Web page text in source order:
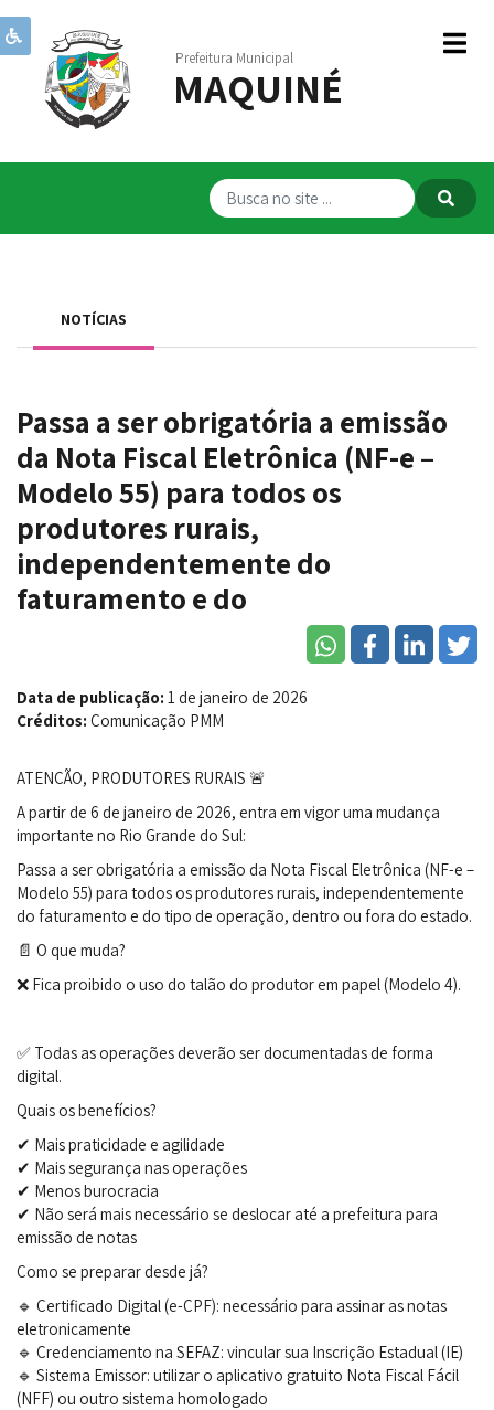
Prefeitura Municipal
MAQUINÉ
Institucional
Governo
Serviços
Servidores
NOTÍCIAS
Passa a ser obrigatória a emissão
da Nota Fiscal Eletrônica (NF-e –
Modelo 55) para todos os
produtores rurais,
independentemente do
faturamento e do
Data de publicação: 1 de janeiro de 2026
Créditos: Comunicação PMM
ATENÇÃO, PRODUTORES RURAIS 🚨
A partir de 6 de janeiro de 2026, entra em vigor uma mudança
importante no Rio Grande do Sul:
Passa a ser obrigatória a emissão da Nota Fiscal Eletrônica (NF-e –
Modelo 55) para todos os produtores rurais, independentemente
do faturamento e do tipo de operação, dentro ou fora do estado.
📄 O que muda?
❌ Fica proibido o uso do talão do produtor em papel (Modelo 4).
✅ Todas as operações deverão ser documentadas de forma
digital.
Quais os benefícios?
✔ Mais praticidade e agilidade
✔ Mais segurança nas operações
✔ Menos burocracia
✔ Não será mais necessário se deslocar até a prefeitura para
emissão de notas
Como se preparar desde já?
🔹 Certificado Digital (e-CPF): necessário para assinar as notas
eletronicamente
🔹 Credenciamento na SEFAZ: vincular sua Inscrição Estadual (IE)
🔹 Sistema Emissor: utilizar o aplicativo gratuito Nota Fiscal Fácil
(NFF) ou outro sistema homologado